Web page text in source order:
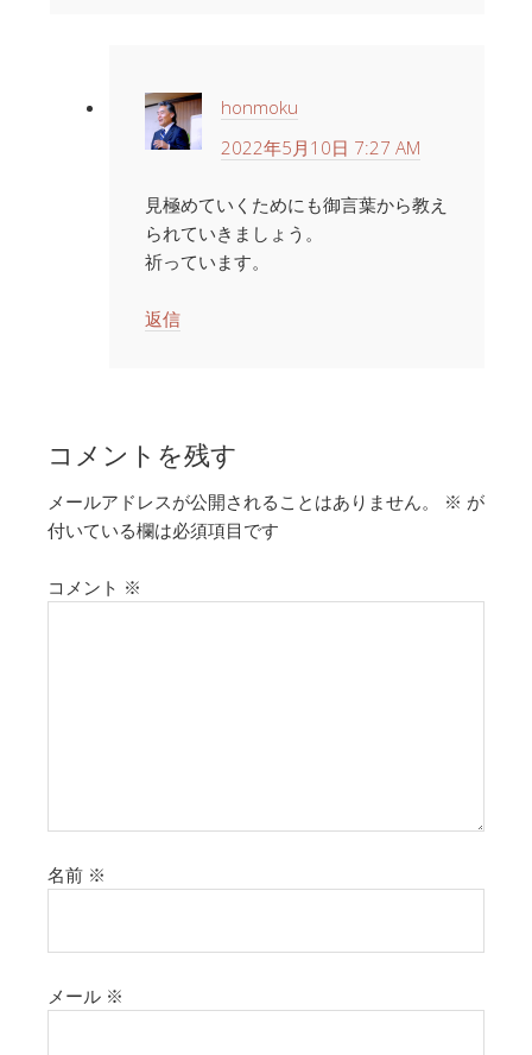
honmoku
2022年5月10日 7:27 AM
見極めていくためにも御言葉から教え
られていきましょう。
祈っています。
返信
コメントを残す
メールアドレスが公開されることはありません。 ※ が
付いている欄は必須項目です
コメント ※
名前 ※
メール ※